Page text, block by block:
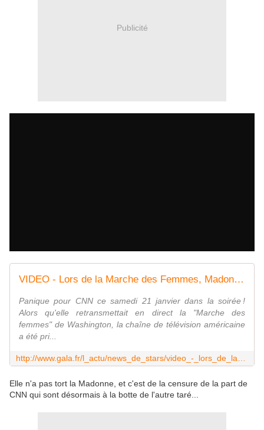
Publicité
VIDEO - Lors de la Marche des Femmes, Madonna insulte en direct Donald Trump, CNN coupe l'antenne - Gala
Panique pour CNN ce samedi 21 janvier dans la soirée !
Alors qu'elle retrans­met­tait en direct la "Marche des
femmes" de Washing­ton, la chaîne de télé­vi­sion améri­caine
a été pri...
Elle n'a pas tort la Madonne, et c'est de la censure de la part de
CNN qui sont désormais à la botte de l'autre taré...